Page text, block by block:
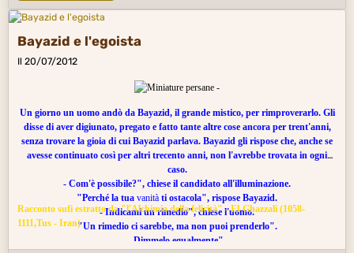
cielo della munificenza, gemma sul diadema della
generazione, frutto sull'albero dell'
Bayazid e l'egoista
Il 20/07/2012
Un giorno un uomo andò da Bayazid, il grande mistico, per rimproverarlo. Gli
disse di aver digiunato, pregato e fatto tante altre cose ancora per trent'anni,
senza trovare la gioia di cui Bayazid parlava. Bayazid gli rispose che, anche se
avesse continuato così per altri trecento anni, non l'avrebbe trovata in ogni
caso.
- Com'è possibile?", chiese il candidato all'illuminazione.
"Perché la tua vanità ti ostacola", rispose Bayazid.
- Indicami un rimedio", chiese l'uomo.
"Un rimedio ci sarebbe, ma non puoi prenderlo".
- Dimmelo egualmente".
Racconto sufi estratto da "l'Alchimia della felicità" - El-Ghazzali (1058-
1111,Tus - Iran)